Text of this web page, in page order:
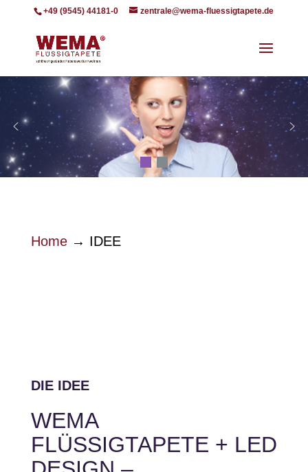
+49 (9545) 44181-0 zentrale@wema-fluessigtapete.de
Home→ IDEE
DIE IDEE
WEMA
FLÜSSIGTAPETE + LED